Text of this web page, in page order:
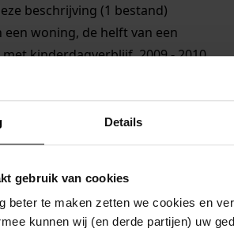
Details
gebruik van cookies
beter te maken zetten we cookies en
kunnen wij (en derde partijen) uw
beschrijving (1 bestand)
een woning, de helft van een
kinderdagverblijf, 2009 - 2010
beschrijving (1 bestand)
overdekt zwembad, 2008 - 2010
beschrijving (1 bestand)
de drie socio woningen, 2010 -
beschrijving (1 bestand)
de woning, 2009 - 2010
beschrijving (1 bestand)